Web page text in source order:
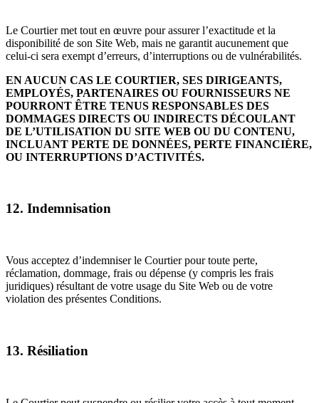
Le Courtier met tout en œuvre pour assurer l’exactitude et la
disponibilité de son Site Web, mais ne garantit aucunement que
celui-ci sera exempt d’erreurs, d’interruptions ou de vulnérabilités.
EN AUCUN CAS LE COURTIER, SES DIRIGEANTS,
EMPLOYÉS, PARTENAIRES OU FOURNISSEURS NE
POURRONT ÊTRE TENUS RESPONSABLES DES
DOMMAGES DIRECTS OU INDIRECTS DÉCOULANT
DE L’UTILISATION DU SITE WEB OU DU CONTENU,
INCLUANT PERTE DE DONNÉES, PERTE FINANCIÈRE,
OU INTERRUPTIONS D’ACTIVITÉS.
12. Indemnisation
Vous acceptez d’indemniser le Courtier pour toute perte,
réclamation, dommage, frais ou dépense (y compris les frais
juridiques) résultant de votre usage du Site Web ou de votre
violation des présentes Conditions.
13. Résiliation